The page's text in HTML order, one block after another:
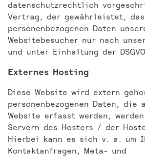
datenschutzrechtlich
Vertrag, der gewährleistet,
personenbezogenen Daten
Websitebesucher nur nach
und unter Einhaltung der
Externes Hosting
Diese Website wird extern
personenbezogenen Daten, die
Website erfasst werden,
Servern des Hosters / der
Hierbei kann es sich v. a. um
Kontaktanfragen, Meta- und